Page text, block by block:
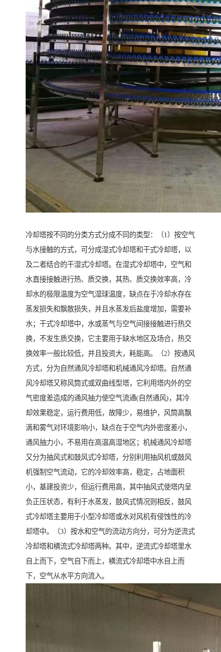
冷却塔按不同的分类方式分成不同的类型：（1）按空气
与水接触的方式，可分成湿式冷却塔和干式冷却塔，以
及二者结合的干湿式冷却塔。在湿式冷却塔中，空气和
水直接接触进行热、质交换，其热、质交换效率高，冷
却水的极限温度为空气湿球温度，缺点在于冷却水存在
蒸发损失和飘散损失，并且水蒸发后盐度增加，需要补
水；干式冷却塔中，水或蒸气与空气间接接触进行热交
换，不发生质交换，它主要用于缺水地区及场合，热交
换效率一般比较低，并且投资大，耗能高。（2）按通风
方式，分为自然通风冷却塔和机械通风冷却塔。自然通
风冷却塔又称风筒式或双曲线型塔，它利用塔内外的空
气密度差造成的通风抽力使空气流通(自然通风)，其冷
却效果稳定，运行费用低，故障少，易维护，风筒高飘
滴和雾气对环境影响小，缺点在于空气内外密度差小，
通风抽力小，不易用在高温高湿地区；机械通风冷却塔
又分为抽风式和鼓风式冷却塔，分别利用抽风机或鼓风
机强制空气流动，它的冷却效率高，稳定，占地面积
小，基建投资少，但运行费用高，其中抽风式使塔内呈
负正压状态，有利于水蒸发，鼓风式情况则相反，鼓风
式冷却塔主要用于小型冷却塔或水对风机有侵蚀性的冷
却塔中。（3）按水和空气的流动方向分，可分为逆流式
冷却塔和横流式冷却塔两种。其中，逆流式冷却塔里水
自上而下，空气自下而上，横流式冷却塔中水自上而
下，空气从水平方向流入。